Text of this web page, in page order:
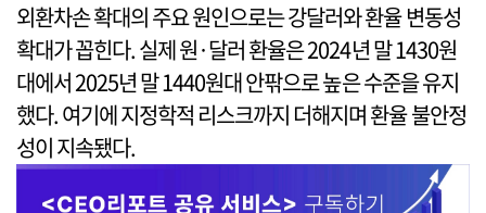
외환차손 확대의 주요 원인으로는 강달러와 환율 변동성
확대가 꼽힌다. 실제 원·달러 환율은 2024년 말 1430원
대에서 2025년 말 1440원대 안팎으로 높은 수준을 유지
했다. 여기에 지정학적 리스크까지 더해지며 환율 불안정
성이 지속됐다.